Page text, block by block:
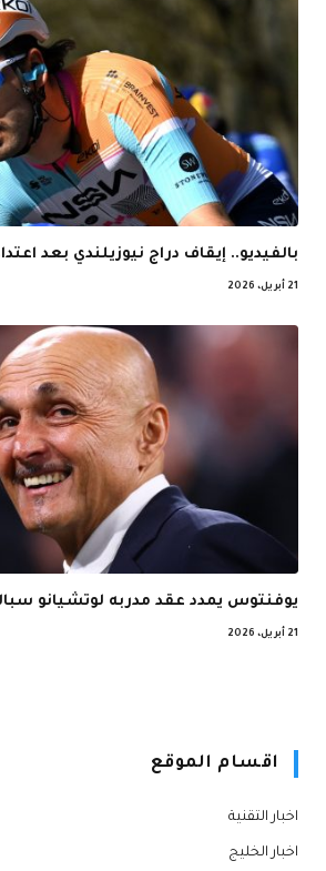
بالفيديو.. إيقاف دراج نيوزيلندي بعد
21 أبريل، 2026
يوفنتوس يمدد عقد مدربه لوتشيانو
21 أبريل، 2026
اقسام الموقع
اخبار التقنية
اخبار الخليج